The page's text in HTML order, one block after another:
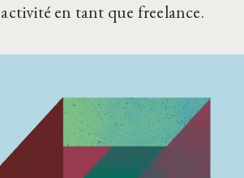
en tant que freelance.